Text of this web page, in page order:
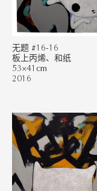
无题 #16-16
板上丙烯、和纸
53×41cm
2016